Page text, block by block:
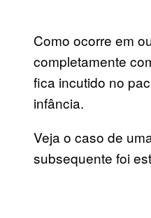
Como ocorre em
completamente
fica incutido no
infância.
Veja o caso de
subsequente foi